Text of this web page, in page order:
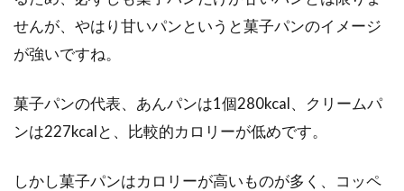
せんが、やはり甘いパンというと菓子パンのイメージ
が強いですね。
菓子パンの代表、あんパンは1個280kcal、クリームパ
ンは227kcalと、比較的カロリーが低めです。
しかし菓子パンはカロリーが高いものが多く、コッペ